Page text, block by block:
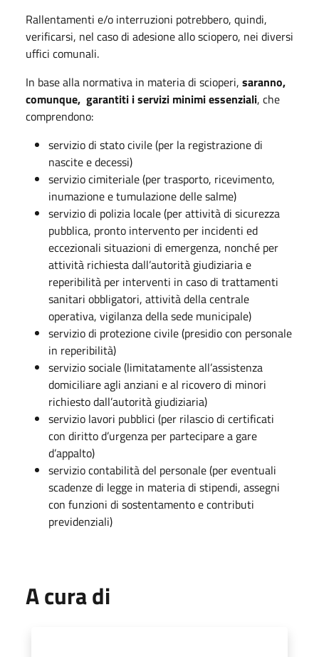
Rallentamenti e/o interruzioni potrebbero, quindi,
verificarsi, nel caso di adesione allo sciopero, nei diversi
uffici comunali.
In base alla normativa in materia di scioperi, saranno,
comunque, garantiti i servizi minimi essenziali, che
comprendono:
servizio di stato civile (per la registrazione di
nascite e decessi)
servizio cimiteriale (per trasporto, ricevimento,
inumazione e tumulazione delle salme)
servizio di polizia locale (per attività di sicurezza
pubblica, pronto intervento per incidenti ed
eccezionali situazioni di emergenza, nonché per
attività richiesta dall’autorità giudiziaria e
reperibilità per interventi in caso di trattamenti
sanitari obbligatori, attività della centrale
operativa, vigilanza della sede municipale)
servizio di protezione civile (presidio con personale
in reperibilità)
servizio sociale (limitatamente all’assistenza
domiciliare agli anziani e al ricovero di minori
richiesto dall’autorità giudiziaria)
servizio lavori pubblici (per rilascio di certificati
con diritto d’urgenza per partecipare a gare
d’appalto)
servizio contabilità del personale (per eventuali
scadenze di legge in materia di stipendi, assegni
con funzioni di sostentamento e contributi
previdenziali)
A cura di